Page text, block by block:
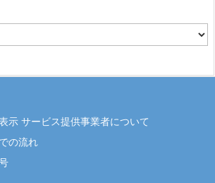
示 サービス提供事業者について
の流れ